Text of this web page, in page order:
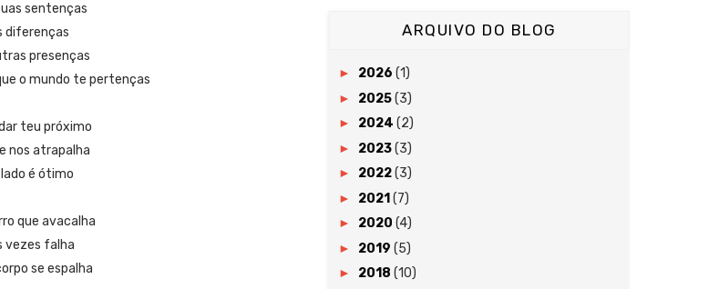
sentenças
diferenças
presenças
o mundo te pertenças
teu próximo
nos atrapalha
é ótimo
que avacalha
vezes falha
se espalha
ARQUIVO DO BLOG
► 2026 (1)
► 2025(3)
► 2024 (2)
► 2023(3)
► 2022(3)
► 2021 (7)
► 2020 (4)
► 2019 (5)
► 2018 (10)